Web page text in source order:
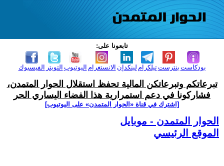
تابعونا على:
الفيسبوك التويتر اليوتيوب الانستغرام لينكدإن تيلكرامبنترست بودكاست
تبرعاتكم وتبرعاتكن المالية تحفظ استقلال الحوار المتمدن،
فشاركونا في دعم استمرارية هذا الفضاء اليساري الحر
[اشترك في قناة ‫«الحوار المتمدن» على اليوتيوب]
الحوار المتمدن - موبايل
الموقع الرئيسي